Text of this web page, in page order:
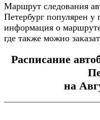
Маршрут следования
Петербург популярен у
информация о
где также можно
Расписание
на